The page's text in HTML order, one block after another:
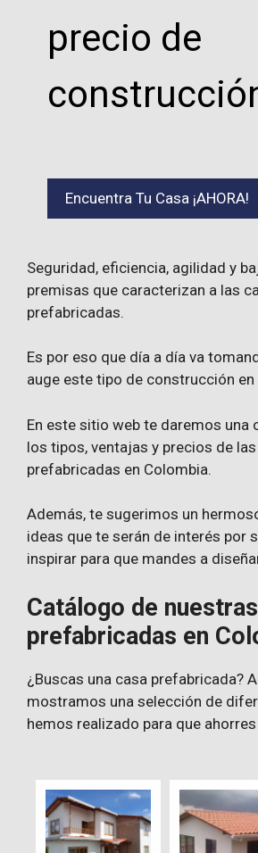
precio de
Encuentra Tu Casa ¡AHORA!
Seguridad, eficiencia, agilidad y
premisas que caracterizan a las
prefabricadas.
Es por eso que día a día va
auge este tipo de construcción en
En este sitio web te daremos una
los tipos, ventajas y precios de
prefabricadas en Colombia.
Además, te sugerimos un
ideas que te serán de interés por
inspirar para que mandes a
Catálogo de
prefabricadas en
¿Buscas una casa prefabricada?
mostramos una selección de
hemos realizado para que